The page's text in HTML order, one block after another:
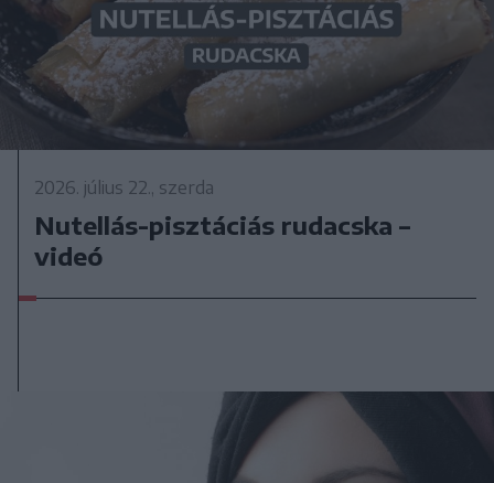
2026. július 22., szerda
Nutellás-pisztáciás rudacska –
videó